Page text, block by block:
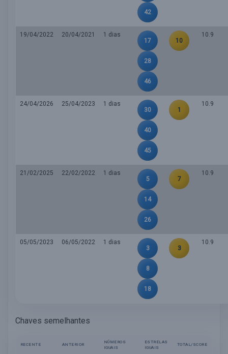
42
19/04/2022 20/04/2021
1 dias
17
28
46
10
10.9
24/04/2026 25/04/2023
1 dias
30
40
45
1
10.9
21/02/2025 22/02/2022
1 dias
5
14
26
7
10.9
05/05/2023 06/05/2022
1 dias
3
8
18
3
10.9
Chaves semelhantes
RECENTE ANTERIOR
NÚMEROS
IGUAIS
ESTRELAS
IGUAIS
TOTAL/SCORE